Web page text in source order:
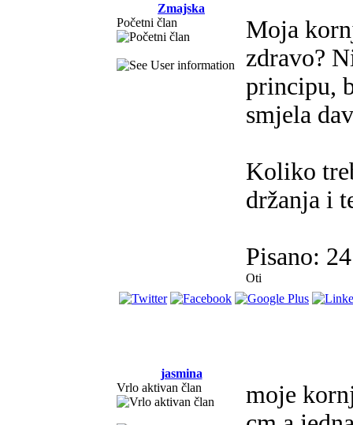
Zmajska
Početni član
Moja
zdravo?
principu,
smjela
Koliko
držanja i
Pisano:
Oti
jasmina
Vrlo aktivan član
moje